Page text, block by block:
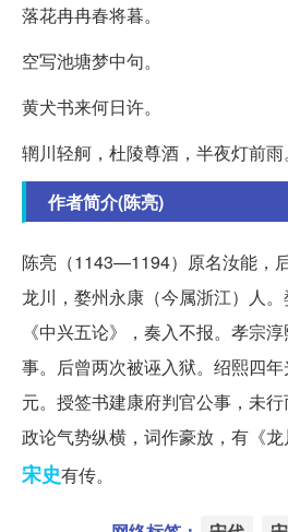
落花冉冉春将暮。
空写池塘梦中句。
黄犬书来何日许。
辋川轻舸，杜陵尊酒，半夜灯前雨。
作者简介(陈亮)
陈亮（1143—1194）原名汝能，
龙川，婺州永康（今属浙江）人
《中兴五论》，奏入不报。孝宗
事。后曾两次被诬入狱。绍熙四
元。授签书建康府判官公事，未
政论气势纵横，词作豪放，有《龙
宋史有传。